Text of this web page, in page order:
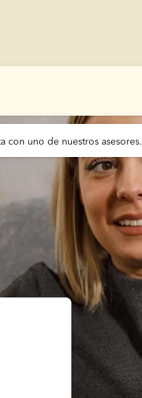
con uno de nuestros asesores.